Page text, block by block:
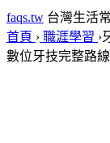
faqs.tw 台灣生活
首頁 › 職涯學習 ›
數位牙技完整路線